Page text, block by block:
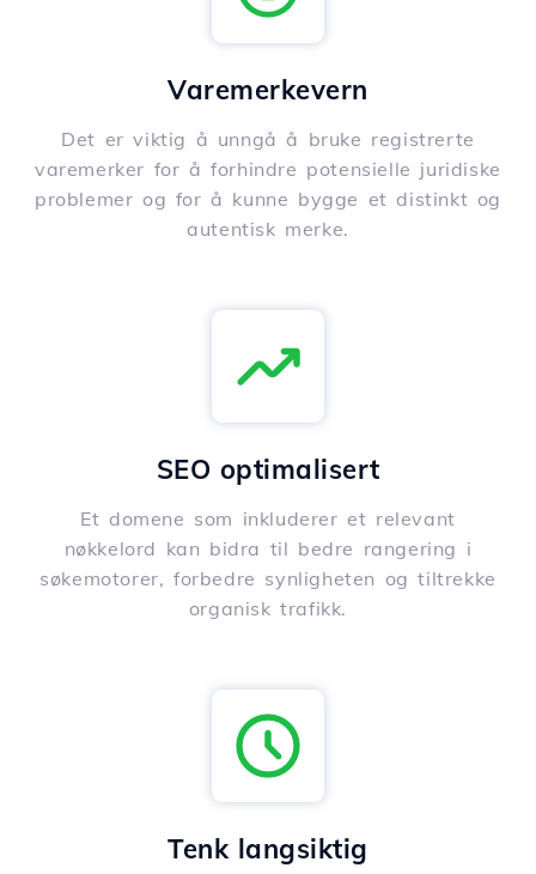
Varemerkevern
Det er viktig å unngå å bruke registrerte
varemerker for å forhindre potensielle juridiske
problemer og for å kunne bygge et distinkt og
autentisk merke.
SEO optimalisert
Et domene som inkluderer et relevant
nøkkelord kan bidra til bedre rangering i
søkemotorer, forbedre synligheten og tiltrekke
organisk trafikk.
Tenk langsiktig